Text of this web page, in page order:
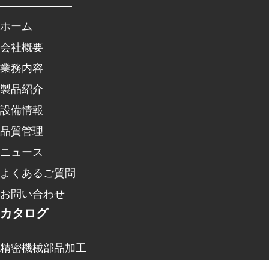
ホーム
会社概要
業務内容
製品紹介
設備情報
品質管理
ニュース
よくあるご質問
お問い合わせ
カタログ
精密機械部品加工